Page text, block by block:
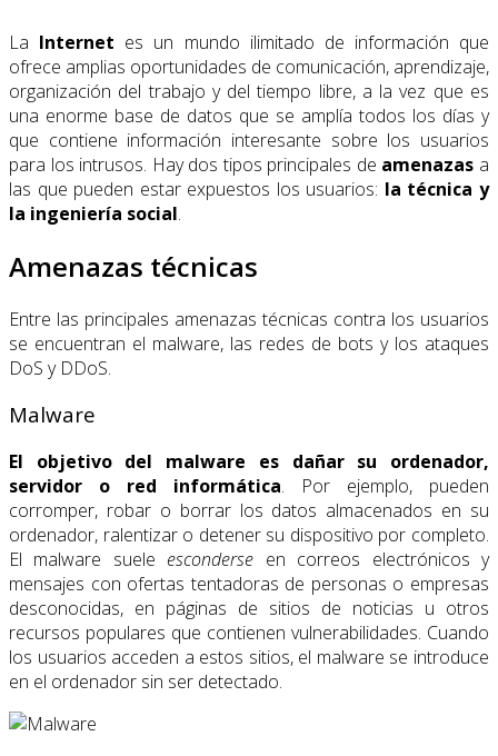
La Internet es un mundo ilimitado de información que
ofrece amplias oportunidades de comunicación, aprendizaje,
organización del trabajo y del tiempo libre, a la vez que es
una enorme base de datos que se amplía todos los días y
que contiene información interesante sobre los usuarios
para los intrusos. Hay dos tipos principales de amenazas a
las que pueden estar expuestos los usuarios: la técnica y
la ingeniería social.
Amenazas técnicas
Entre las principales amenazas técnicas contra los usuarios
se encuentran el malware, las redes de bots y los ataques
DoS y DDoS.
Malware
El objetivo del malware es dañar su ordenador,
servidor o red informática. Por ejemplo, pueden
corromper, robar o borrar los datos almacenados en su
ordenador, ralentizar o detener su dispositivo por completo.
El malware suele esconderse en correos electrónicos y
mensajes con ofertas tentadoras de personas o empresas
desconocidas, en páginas de sitios de noticias u otros
recursos populares que contienen vulnerabilidades. Cuando
los usuarios acceden a estos sitios, el malware se introduce
en el ordenador sin ser detectado.